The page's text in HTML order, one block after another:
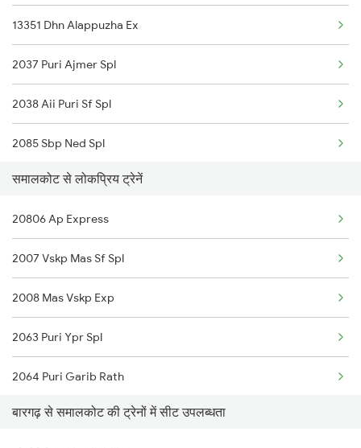
Samarlakota to Sumitrapuram Trains
13351 Dhn Alappuzha Ex
2037 Puri Ajmer Spl
2038 Aii Puri Sf Spl
2085 Sbp Ned Spl
2086 Ned Sbp Spl
2145 Ltt Puri Sf Spl
2146 Puri Ltt Sup Spl
2375 Tbm Jsme Exp
2376 Jsme Tbm Sf Spl
2409 Hte Ers Spl
2410 Ers Hte Exp
समालकोट से लोकप्रिय ट्रेनें
20806 Ap Express
2007 Vskp Mas Sf Spl
2008 Mas Vskp Exp
2063 Puri Ypr Spl
2064 Puri Garib Rath
2071 Bbs Tpty Spl
बारगढ़ से समालकोट की ट्रेनों में सीट उपलब्धता